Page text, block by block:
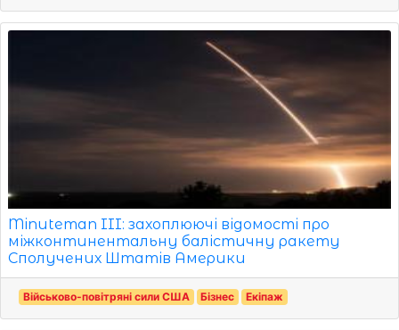
Minuteman III: захоплюючі відомості про
міжконтинентальну балістичну ракету
Сполучених Штатів Америки
Військово-повітряні сили США Бізнес Екіпаж